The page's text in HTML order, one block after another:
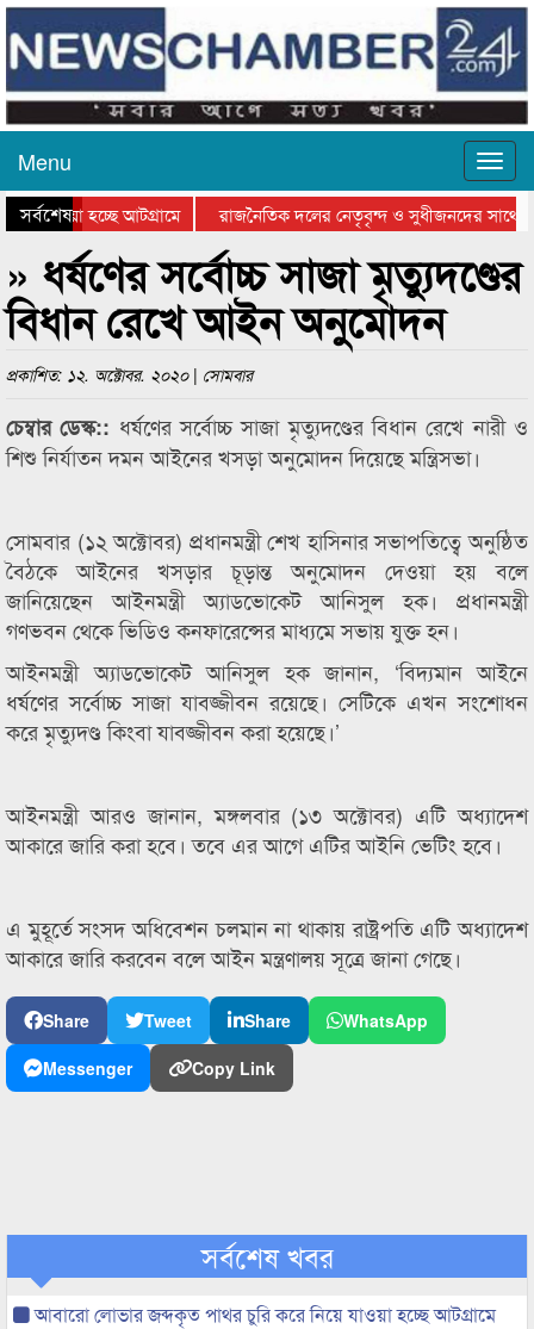
Menu
সর্বশেষ
যাওয়া হচ্ছে আটগ্রামে
রাজনৈতিক দলের নেতৃবৃন্দ ও সুধীজনদের সাথে
পুরস্কার বিতরণ সম্পন্ন
সিলেটে বাংলাদেশ গ্রুপ থিয়েটার ফেডারেশানের
» ধর্ষণের সর্বোচ্চ সাজা মৃত্যুদণ্ডের
বিধান রেখে আইন অনুমোদন
প্রকাশিত: ১২. অক্টোবর. ২০২০ | সোমবার
চেম্বার ডেস্ক:: ধর্ষণের সর্বোচ্চ সাজা মৃত্যুদণ্ডের বিধান রেখে নারী ও
শিশু নির্যাতন দমন আইনের খসড়া অনুমোদন দিয়েছে মন্ত্রিসভা।
সোমবার (১২ অক্টোবর) প্রধানমন্ত্রী শেখ হাসিনার সভাপতিত্বে অনুষ্ঠিত
বৈঠকে আইনের খসড়ার চূড়ান্ত অনুমোদন দেওয়া হয় বলে
জানিয়েছেন আইনমন্ত্রী অ্যাডভোকেট আনিসুল হক। প্রধানমন্ত্রী
গণভবন থেকে ভিডিও কনফারেন্সের মাধ্যমে সভায় যুক্ত হন।
আইনমন্ত্রী অ্যাডভোকেট আনিসুল হক জানান, ‘বিদ্যমান আইনে
ধর্ষণের সর্বোচ্চ সাজা যাবজ্জীবন রয়েছে। সেটিকে এখন সংশোধন
করে মৃত্যুদণ্ড কিংবা যাবজ্জীবন করা হয়েছে।’
আইনমন্ত্রী আরও জানান, মঙ্গলবার (১৩ অক্টোবর) এটি অধ্যাদেশ
আকারে জারি করা হবে। তবে এর আগে এটির আইনি ভেটিং হবে।
এ মুহূর্তে সংসদ অধিবেশন চলমান না থাকায় রাষ্ট্রপতি এটি অধ্যাদেশ
আকারে জারি করবেন বলে আইন মন্ত্রণালয় সূত্রে জানা গেছে।
Share Tweet Share
WhatsApp
Messenger
Copy Link
সর্বশেষ খবর
আবারো লোভার জব্দকৃত পাথর চুরি করে নিয়ে যাওয়া হচ্ছে আটগ্রামে